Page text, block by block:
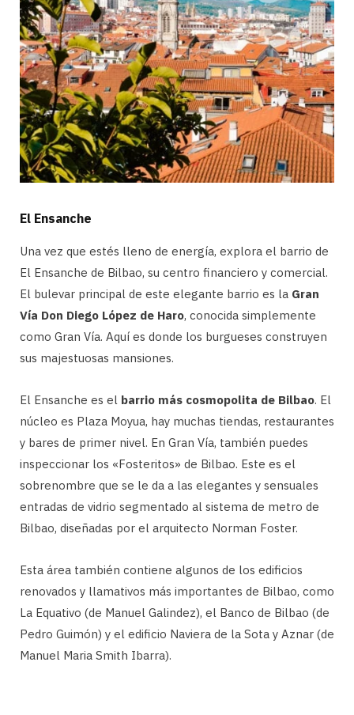
El Ensanche
Una vez que estés lleno de energía, explora el barrio de
El Ensanche de Bilbao, su centro financiero y comercial.
El bulevar principal de este elegante barrio es la Gran
Vía Don Diego López de Haro, conocida simplemente
como Gran Vía. Aquí es donde los burgueses construyen
sus majestuosas mansiones.
El Ensanche es el barrio más cosmopolita de Bilbao. El
núcleo es Plaza Moyua, hay muchas tiendas, restaurantes
y bares de primer nivel. En Gran Vía, también puedes
inspeccionar los «Fosteritos» de Bilbao. Este es el
sobrenombre que se le da a las elegantes y sensuales
entradas de vidrio segmentado al sistema de metro de
Bilbao, diseñadas por el arquitecto Norman Foster.
Esta área también contiene algunos de los edificios
renovados y llamativos más importantes de Bilbao, como
La Equativo (de Manuel Galindez), el Banco de Bilbao (de
Pedro Guimón) y el edificio Naviera de la Sota y Aznar (de
Manuel Maria Smith Ibarra).